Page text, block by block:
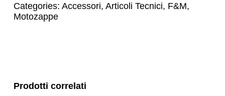
Categories: Accessori, Articoli Tecnici, F&M,
Motozappe
Prodotti correlati